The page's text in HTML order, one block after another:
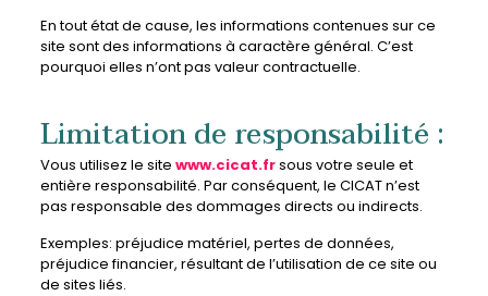
En tout état de cause, les informations contenues sur ce
site sont des informations à caractère général. C’est
pourquoi elles n’ont pas valeur contractuelle.
Limitation de responsabilité :
Vous utilisez le site www.cicat.frsous votre seule et
entière responsabilité. Par conséquent, le CICAT n’est
pas responsable des dommages directs ou indirects.
Exemples: préjudice matériel, pertes de données,
préjudice financier, résultant de l’utilisation de ce site ou
de sites liés.